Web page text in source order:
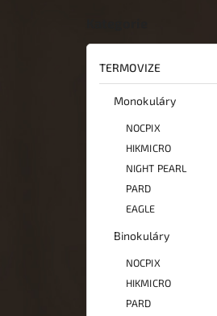
TERMOVIZE
Monokuláry
NOCPIX
HIKMICRO
NIGHT PEARL
PARD
EAGLE
Binokuláry
NOCPIX
HIKMICRO
PARD